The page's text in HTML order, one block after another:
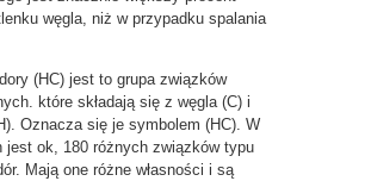
węgla, niż w przypadku spalania
(HC) jest to grupa związków
które składają się z węgla (C) i
Oznacza się je symbolem (HC). W
jest ok, 180 różnych związków typu
Mają one różne własności i są